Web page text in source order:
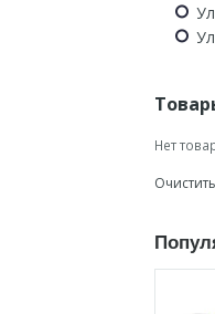
Нет
Очистить